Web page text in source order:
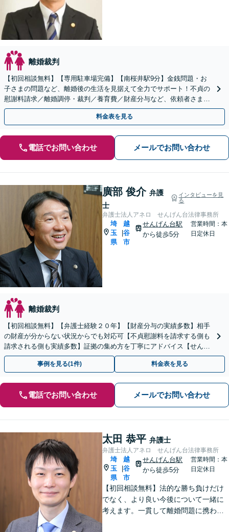
離婚裁判
【初回相談無料】【専用駐車場完備】【南桜井駅9分】金銭問題・お
子さまの問題など、離婚後の生活を見据えて全力でサポート！不貞の
慰謝料請求／離婚調停・裁判／養育費／財産分与など、依頼者さまの
思いを代弁し、最善の解決へ導きます【夜間・休日面談可】
料金表を見る
電話でお問い合わせ メールでお問い合わせ
廣部 俊介 弁護
士
インタビューを見
る
弁護士法人アネロ せんげん台法律事務所
埼
玉
県
|
越
谷
市
せんげん台駅
から徒歩5分
営業時間：本
日定休日
離婚裁判
【初回相談無料】【弁護士経験２０年】【財産分与の実績多数】相手
の財産が分からない状況からでも対応可【不貞慰謝料を請求する側も
請求される側も実績多数】証拠の集め方を丁寧にアドバイス【せんげ
ん台駅徒歩5分】
事例を見る(1件) 料金表を見る
電話でお問い合わせ メールでお問い合わせ
太田 恭平 弁護士
弁護士法人アネロ せんげん台法律事務所
埼
玉
県
|
越
谷
市
せんげん台駅
から徒歩5分
営業時間：本
日定休日
【初回相談無料】法的な勝ち負けだけ
でなく、より良い今後について一緒に
考えます。一貫して離婚問題に携わり